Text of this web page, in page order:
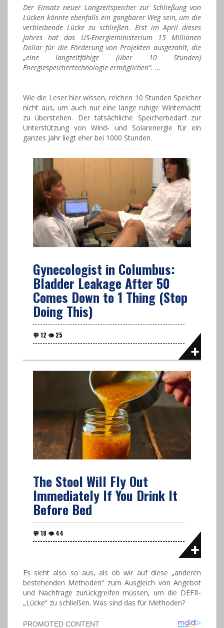
Der Einsatz neuer Langzeitspeicher zur Schließung von
Lücken könnte ebenfalls ein gangbarer Weg sein, um die
verbleibende Lücke zu schließen. Erst im April dieses
Jahres hat das US-Energieministerium 15 Millionen
Dollar für die Förderung von Projekten ausgezahlt, die
„eine langzeitfähige (über 10 Stunden)
Energiespeichertechnologie ermöglichen“. …
Wie die Leser hier wissen, reichen 10 Stunden Speicher
nicht aus, um auch nur eine lange ruhige Winternacht
zu überstehen. Der tatsächliche Speicherbedarf zur
Unterstützung von Wind- und Solarenergie für ein
ganzes Jahr liegt eher bei 1000 Stunden.
Gynecologist in Columbus:
Bladder Leakage After 50
Comes Down to 1 Thing (Stop
Doing This)
The Stool Will Fly Out
Immediately If You Drink It
Before Bed
Es sieht also so aus, als ob wir auf diese „anderen
bestehenden Methoden“ zum Ausgleich von Angebot
und Nachfrage zurückgreifen müssen, um die DEFR-
„Lücke“ zu schließen. Was sind das für Methoden?